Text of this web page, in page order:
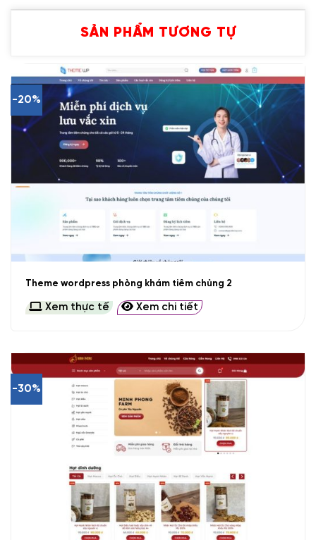
SẢN PHẨM TƯƠNG TỰ
-20%
Theme wordpress phòng khám tiêm chủng 2
Xem thực tế Xem chi tiết
-30%